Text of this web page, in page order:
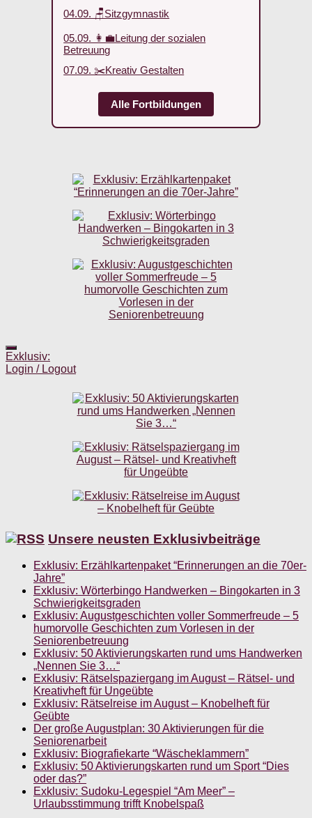
04.09. 🪑Sitzgymnastik
05.09. 👩‍💼Leitung der sozialen
Betreuung
07.09. ✂️Kreativ Gestalten
Alle Fortbildungen
Exklusiv:
Login / Logout
Unsere neusten Exklusivbeiträge
Exklusiv: Erzählkartenpaket “Erinnerungen an die 70er-
Jahre”
Exklusiv: Wörterbingo Handwerken – Bingokarten in 3
Schwierigkeitsgraden
Exklusiv: Augustgeschichten voller Sommerfreude – 5
humorvolle Geschichten zum Vorlesen in der
Seniorenbetreuung
Exklusiv: 50 Aktivierungskarten rund ums Handwerken
„Nennen Sie 3…“
Exklusiv: Rätselspaziergang im August – Rätsel- und
Kreativheft für Ungeübte
Exklusiv: Rätselreise im August – Knobelheft für
Geübte
Der große Augustplan: 30 Aktivierungen für die
Seniorenarbeit
Exklusiv: Biografiekarte “Wäscheklammern”
Exklusiv: 50 Aktivierungskarten rund um Sport “Dies
oder das?”
Exklusiv: Sudoku-Legespiel “Am Meer” –
Urlaubsstimmung trifft Knobelspaß